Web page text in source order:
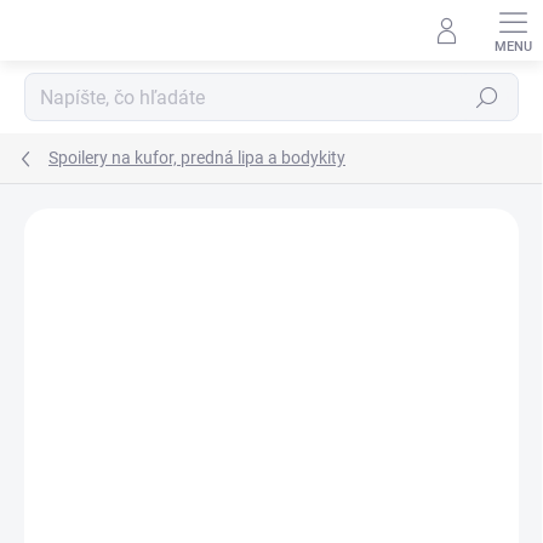
Hľadať
Spoilery na kufor, predná lipa a bodykity